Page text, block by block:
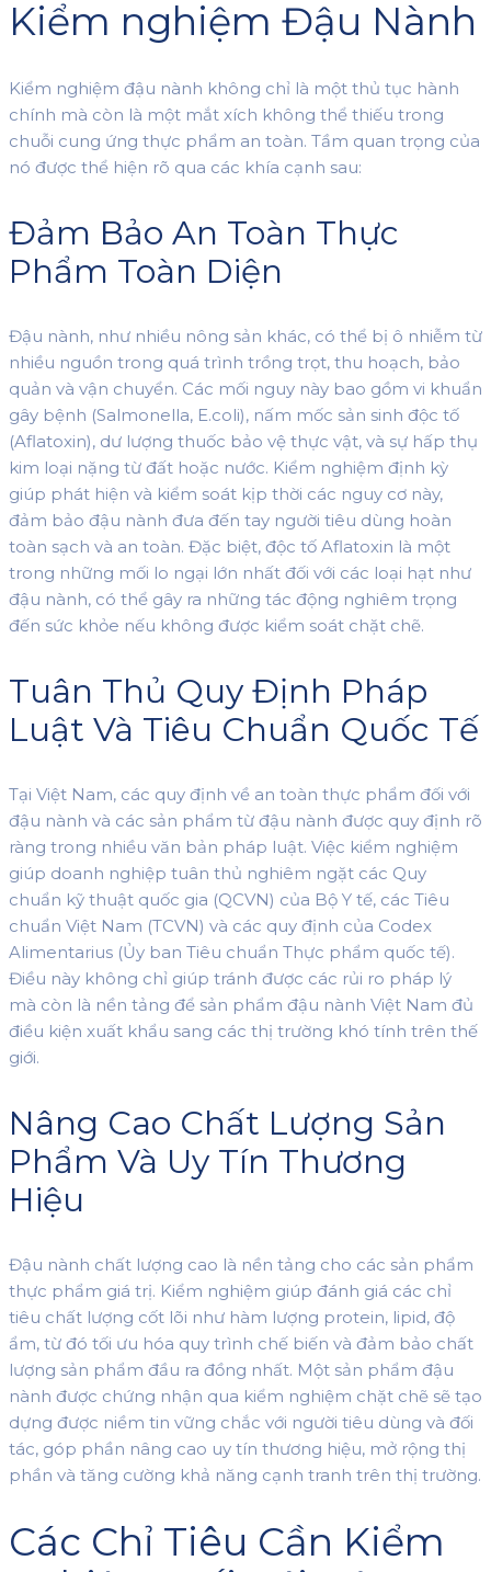
Kiểm nghiệm Đậu Nành
Kiểm nghiệm đậu nành không chỉ là một thủ tục hành
chính mà còn là một mắt xích không thể thiếu trong
chuỗi cung ứng thực phẩm an toàn. Tầm quan trọng của
nó được thể hiện rõ qua các khía cạnh sau:
Đảm Bảo An Toàn Thực
Phẩm Toàn Diện
Đậu nành, như nhiều nông sản khác, có thể bị ô nhiễm từ
nhiều nguồn trong quá trình trồng trọt, thu hoạch, bảo
quản và vận chuyển. Các mối nguy này bao gồm vi khuẩn
gây bệnh (Salmonella, E.coli), nấm mốc sản sinh độc tố
(Aflatoxin), dư lượng thuốc bảo vệ thực vật, và sự hấp thụ
kim loại nặng từ đất hoặc nước. Kiểm nghiệm định kỳ
giúp phát hiện và kiểm soát kịp thời các nguy cơ này,
đảm bảo đậu nành đưa đến tay người tiêu dùng hoàn
toàn sạch và an toàn. Đặc biệt, độc tố Aflatoxin là một
trong những mối lo ngại lớn nhất đối với các loại hạt như
đậu nành, có thể gây ra những tác động nghiêm trọng
đến sức khỏe nếu không được kiểm soát chặt chẽ.
Tuân Thủ Quy Định Pháp
Luật Và Tiêu Chuẩn Quốc Tế
Tại Việt Nam, các quy định về an toàn thực phẩm đối với
đậu nành và các sản phẩm từ đậu nành được quy định rõ
ràng trong nhiều văn bản pháp luật. Việc kiểm nghiệm
giúp doanh nghiệp tuân thủ nghiêm ngặt các Quy
chuẩn kỹ thuật quốc gia (QCVN) của Bộ Y tế, các Tiêu
chuẩn Việt Nam (TCVN) và các quy định của Codex
Alimentarius (Ủy ban Tiêu chuẩn Thực phẩm quốc tế).
Điều này không chỉ giúp tránh được các rủi ro pháp lý
mà còn là nền tảng để sản phẩm đậu nành Việt Nam đủ
điều kiện xuất khẩu sang các thị trường khó tính trên thế
giới.
Nâng Cao Chất Lượng Sản
Phẩm Và Uy Tín Thương
Hiệu
Đậu nành chất lượng cao là nền tảng cho các sản phẩm
thực phẩm giá trị. Kiểm nghiệm giúp đánh giá các chỉ
tiêu chất lượng cốt lõi như hàm lượng protein, lipid, độ
ẩm, từ đó tối ưu hóa quy trình chế biến và đảm bảo chất
lượng sản phẩm đầu ra đồng nhất. Một sản phẩm đậu
nành được chứng nhận qua kiểm nghiệm chặt chẽ sẽ tạo
dựng được niềm tin vững chắc với người tiêu dùng và đối
tác, góp phần nâng cao uy tín thương hiệu, mở rộng thị
phần và tăng cường khả năng cạnh tranh trên thị trường.
Các Chỉ Tiêu Cần Kiểm